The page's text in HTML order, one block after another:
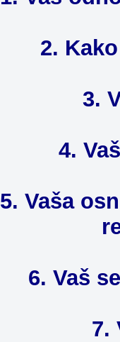
2.
3.
4.
5. Vaša
6. Vaš
7.